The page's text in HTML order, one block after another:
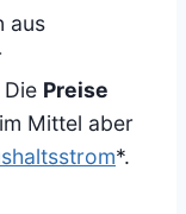
aus
Preise
Mittel aber
*.